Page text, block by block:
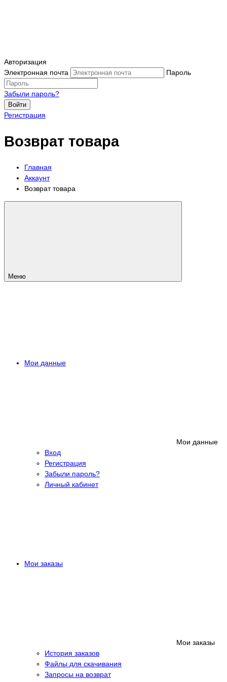
Авторизация
Электронная почта
Пароль
Забыли пароль?
Войти
Регистрация
Возврат товара
Главная
Аккаунт
Возврат товара
Меню
Мои данные
Мои данные
Вход
Регистрация
Забыли пароль?
Личный кабинет
Мои заказы
Мои заказы
История заказов
Файлы для скачивания
Запросы на возврат